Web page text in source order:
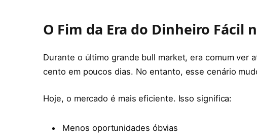
O Fim da Era do Dinheiro Fácil
Durante o último grande bull market, era comum ver
cento em poucos dias. No entanto, esse cenário
Hoje, o mercado é mais eficiente. Isso significa:
Menos oportunidades óbvias